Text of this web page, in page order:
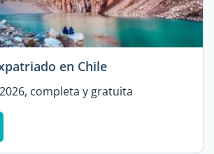
en Chile
completa y gratuita